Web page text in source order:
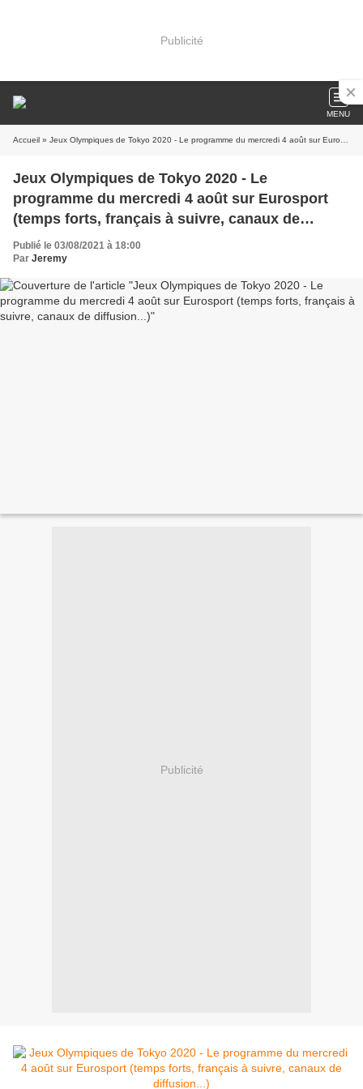
Publicité
MENU
Accueil » Jeux Olympiques de Tokyo 2020 - Le programme du mercredi 4 août sur Eurosport (temps forts, français à suivre, canaux de diffusion...)
Jeux Olympiques de Tokyo 2020 - Le
programme du mercredi 4 août sur Eurosport
(temps forts, français à suivre, canaux de
diffusion...)
Publié le 03/08/2021 à 18:00
Par Jeremy
Publicité